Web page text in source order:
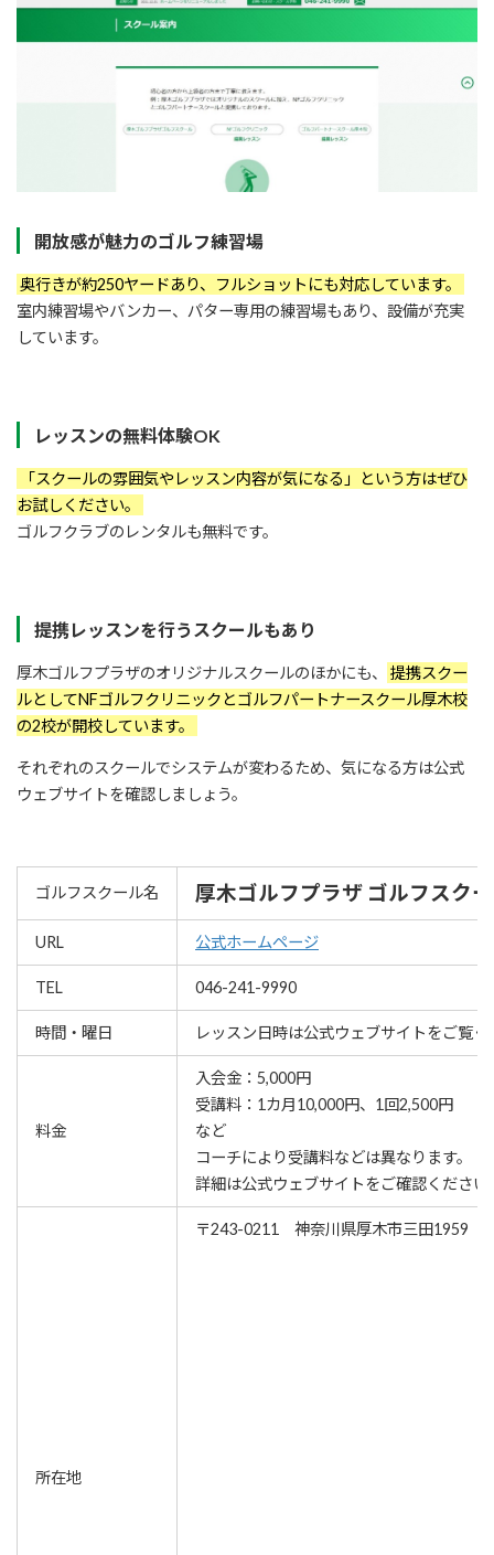
開放感が魅力のゴルフ練習場
奥行きが約250ヤードあり、フルショットにも対応しています。
室内練習場やバンカー、パター専用の練習場もあり、設備が充実
しています。
レッスンの無料体験OK
「スクールの雰囲気やレッスン内容が気になる」という方はぜひ
お試しください。
ゴルフクラブのレンタルも無料です。
提携レッスンを行うスクールもあり
厚木ゴルフプラザのオリジナルスクールのほかにも、
提携スクー
ルとしてNFゴルフクリニックとゴルフパートナースクール厚木校
の2校が開校しています。
それぞれのスクールでシステムが変わるため、気になる方は公式
ウェブサイトを確認しましょう。
ゴルフスクール名 厚木ゴルフプラザ ゴルフスク
URL 公式ホームページ
TEL 046-241-9990
時間・曜日 レッスン⽇時は公式ウェブサイトをご覧く
料金
入会金：5,000円
受講料：1カ月10,000円、1回2,500円
など
コーチにより受講料などは異なります。
詳細は公式ウェブサイトをご確認ください
所在地
〒243-0211 神奈川県厚木市三田1959